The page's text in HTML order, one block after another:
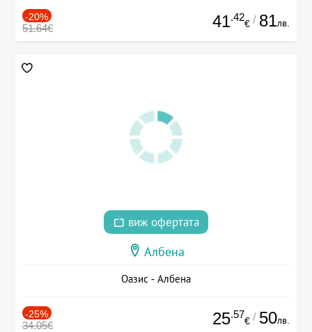
-20%
51.64€ 41.42
€ / 81лв.
виж офертата
Албена
Оазис - Албена
-25%
34.05€ 25.57
€ / 50лв.